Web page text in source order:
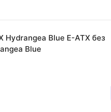
Blue E-ATX без
Blue